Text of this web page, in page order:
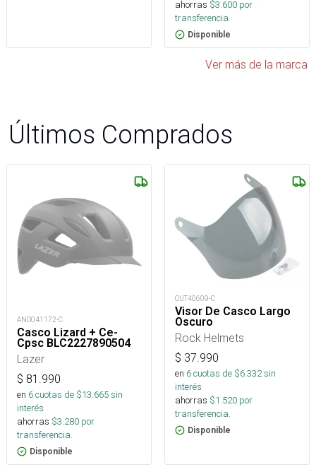
ahorras $3.600 por
transferencia.
Disponible
Ver más de la marca
Últimos Comprados
AND041172-C
Casco Lizard + Ce-
Cpsc BLC2227890504
Lazer
$ 81.990
en 6cuotas de $13.665sin
interés
ahorras $3.280 por
transferencia.
Disponible
OUT40609-C
Visor De Casco Largo
Oscuro
Rock Helmets
$ 37.990
en 6cuotas de $6.332sin
interés
ahorras $1.520 por
transferencia.
Disponible